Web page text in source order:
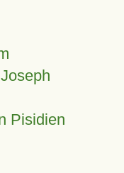
Pisidien